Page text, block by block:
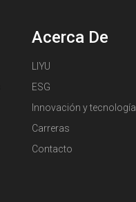
Acerca De
LIYU
ESG
Innovación y tecnología
Carreras
Contacto